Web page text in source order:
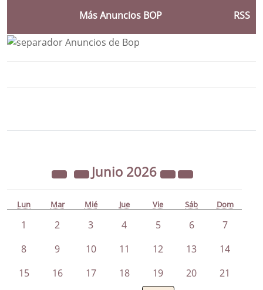
Más Anuncios BOP RSS
Junio 2026
Lun Mar Mié Jue Vie Sáb Dom
1 2 3 4 5 6
7
8
9 10 11 12 13
14
15
16 17 18 19 20 21